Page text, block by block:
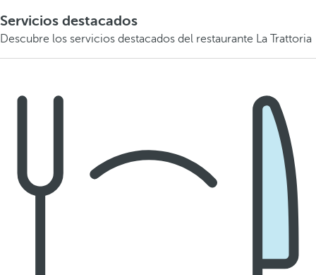
Servicios destacados
Descubre los servicios destacados del restaurante La Trattoria